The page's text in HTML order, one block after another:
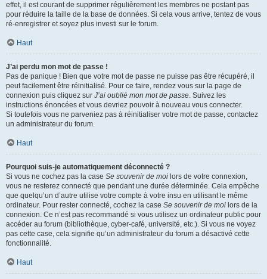
effet, il est courant de supprimer régulièrement les membres ne postant pas
pour réduire la taille de la base de données. Si cela vous arrive, tentez de vous
ré-enregistrer et soyez plus investi sur le forum.
Haut
J’ai perdu mon mot de passe !
Pas de panique ! Bien que votre mot de passe ne puisse pas être récupéré, il
peut facilement être réinitialisé. Pour ce faire, rendez vous sur la page de
connexion puis cliquez sur J’ai oublié mon mot de passe. Suivez les
instructions énoncées et vous devriez pouvoir à nouveau vous connecter.
Si toutefois vous ne parveniez pas à réinitialiser votre mot de passe, contactez
un administrateur du forum.
Haut
Pourquoi suis-je automatiquement déconnecté ?
Si vous ne cochez pas la case Se souvenir de moi lors de votre connexion,
vous ne resterez connecté que pendant une durée déterminée. Cela empêche
que quelqu’un d’autre utilise votre compte à votre insu en utilisant le même
ordinateur. Pour rester connecté, cochez la case Se souvenir de moi lors de la
connexion. Ce n’est pas recommandé si vous utilisez un ordinateur public pour
accéder au forum (bibliothèque, cyber-café, université, etc.). Si vous ne voyez
pas cette case, cela signifie qu’un administrateur du forum a désactivé cette
fonctionnalité.
Haut